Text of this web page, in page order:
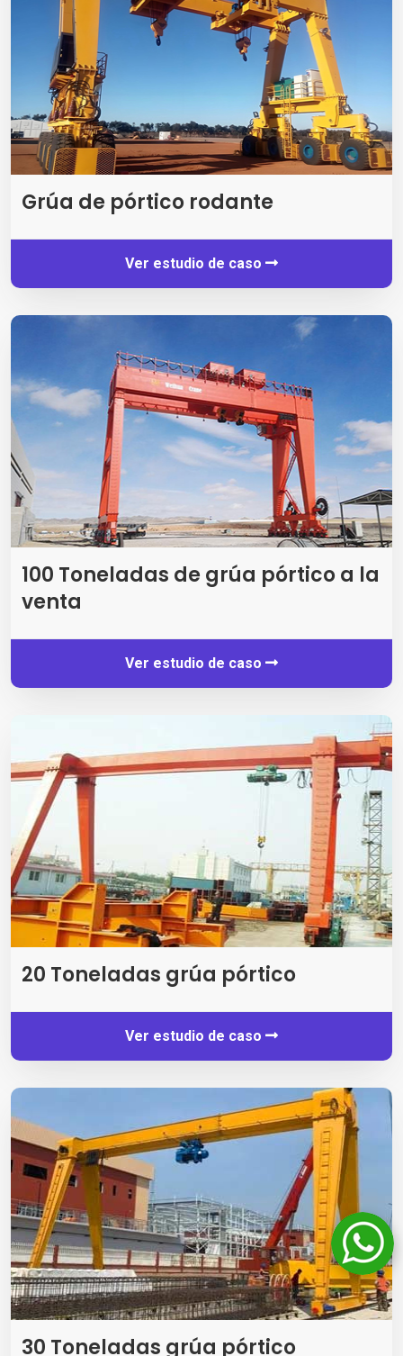
Grúa de pórtico rodante
Ver estudio de caso
100 Toneladas de grúa pórtico a la
venta
Ver estudio de caso
20 Toneladas grúa pórtico
Ver estudio de caso
30 Toneladas grúa pórtico